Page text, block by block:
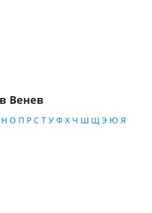
Венев
Н О П Р С Т У Ф Х Ч Ш Щ Э Ю Я